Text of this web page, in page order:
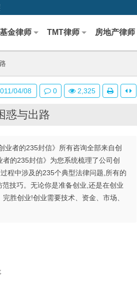
金律师 TMT律师 房地产律师
惑与出路
业者的235封信》所有咨询全部来自创
的235封信》为您系统梳理了公司创
程中涉及的235个典型法律问题,所有的
技巧。无论你是准备创业,还是在创业
胜创业!创业需要技术、资金、市场、
04/08 0 2,325